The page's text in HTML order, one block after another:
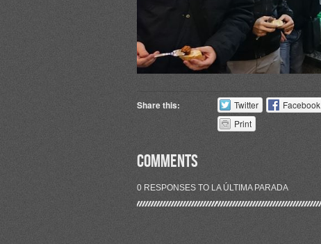
Share this: Twitter Facebook
Print
COMMENTS
0 RESPONSES TO LA ÚLTIMA PARADA